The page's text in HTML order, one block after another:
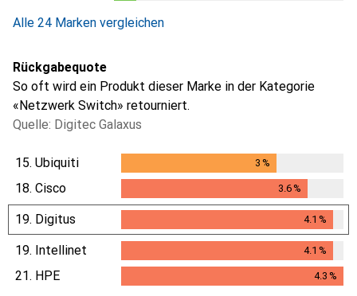
Alle 24 Marken vergleichen
Rückgabequote
So oft wird ein Produkt dieser Marke in der Kategorie
«Netzwerk Switch» retourniert.
Quelle: Digitec Galaxus
15. Ubiquiti 3 %
18. Cisco 3.6%
19. Digitus 4.1 %
4.1%
19. Intellinet 4.1 %
4.1%
21. HPE 4.3 %